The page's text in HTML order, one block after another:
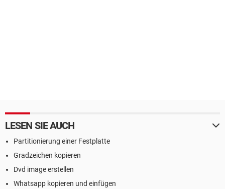
LESEN SIE AUCH
Partitionierung einer Festplatte
Gradzeichen kopieren
Dvd image erstellen
Whatsapp kopieren und einfügen